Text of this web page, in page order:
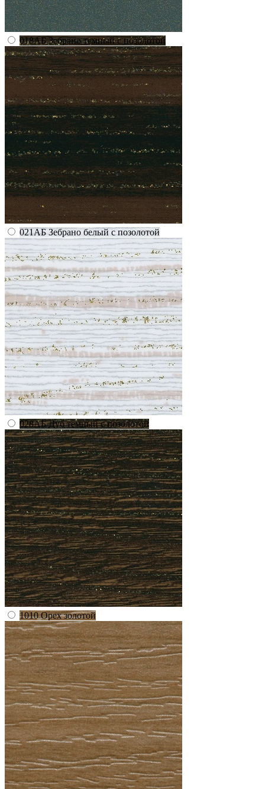
018АБ Зебрано темный с позолотой
021АБ Зебрано белый с позолотой
028АБ Дуб темный с позолотой
1010 Орех золотой